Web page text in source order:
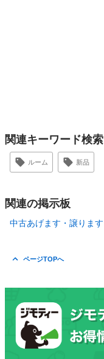
関連キーワード検索
ルーム 新品
関連の掲示板
中古あげます・譲ります
ページTOPへ